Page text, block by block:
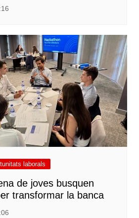
laborals
de joves busquen
transformar la banca